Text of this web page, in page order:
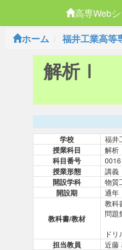
高専Web
ホーム
福井工業高等
解析Ⅰ
学校
福井
授業科目
解析
科目番号
0016
授業形態
講義
開設学科
物質
開設期
通年
教科書/教材
教科
問
ド
担当教員
近藤